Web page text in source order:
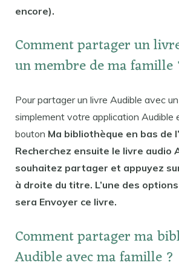
encore).
Comment partager un
un membre de ma famille
Pour partager un livre Audible avec
simplement votre application Audible
bouton Ma bibliothèque en bas de
Recherchez ensuite le livre audio
souhaitez partager et appuyez
à droite du titre. L’une des
sera Envoyer ce livre.
Comment partager ma
Audible avec ma famille ?